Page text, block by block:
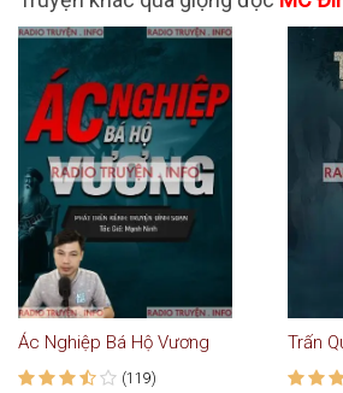
Ác Nghiệp Bá Hộ Vương
(119)
Trấn